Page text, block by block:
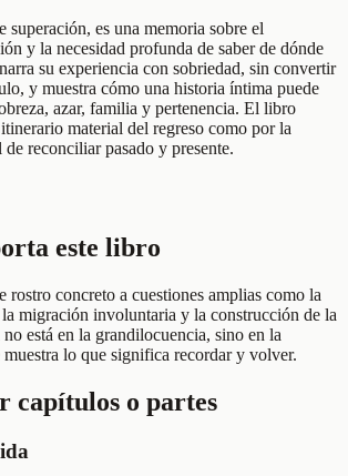
superación, es una memoria sobre el
y la necesidad profunda de saber de dónde
su experiencia con sobriedad, sin convertir
y muestra cómo una historia íntima puede
azar, familia y pertenencia. El libro
material del regreso como por la
reconciliar pasado y presente.
este libro
rostro concreto a cuestiones amplias como la
migración involuntaria y la construcción de la
está en la grandilocuencia, sino en la
lo que significa recordar y volver.
capítulos o partes